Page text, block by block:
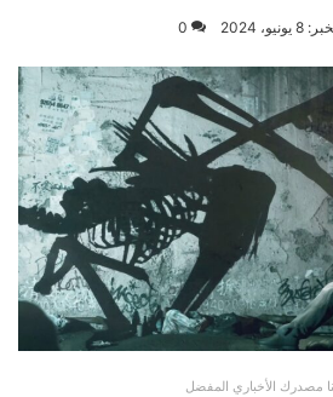
2024
0
مصدرك الأخباري المفضل